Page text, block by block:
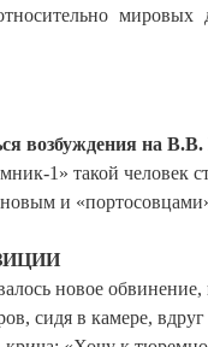
мировых
возбуждения на В.В.
1» такой человек
и
новое
сидя в камере,